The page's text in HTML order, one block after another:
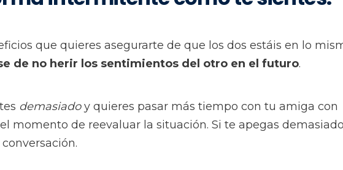
que quieres asegurarte de que los dos estáis en lo
de no herir los sentimientos del otro en el futuro.
demasiadoy quieres pasar más tiempo con tu amiga con
momento de reevaluar la situación. Si te apegas